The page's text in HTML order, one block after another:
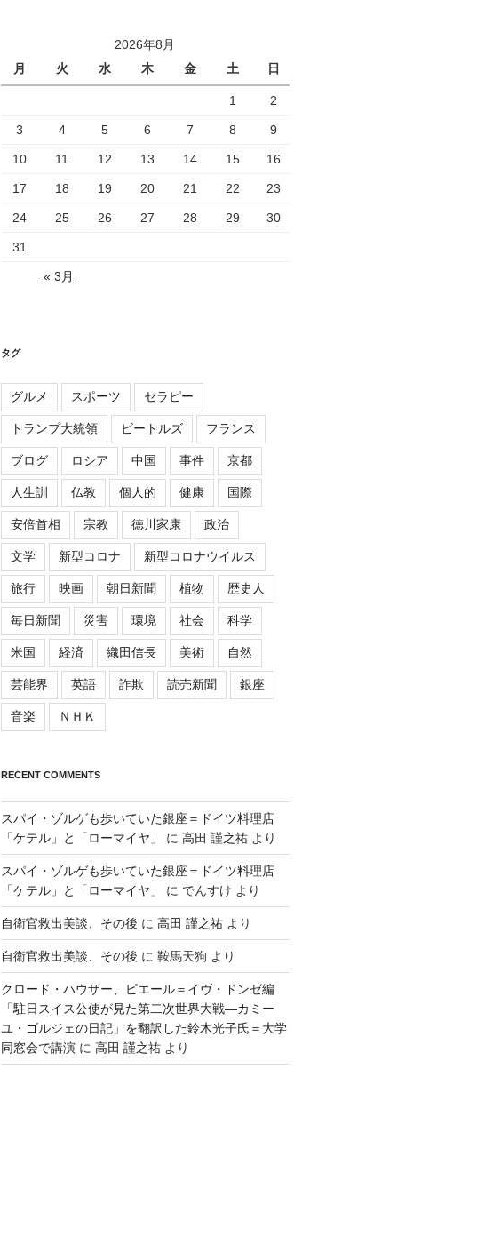
2026年8月
月
火 水 木 金 土 日
1 2
3 4 5 6 7 8 9
10 11 12 13 14 15 16
17 18 19 20 21 22 23
24 25 26 27 28 29 30
31
« 3月
タグ
グルメ スポーツ セラピー
トランプ大統領 ビートルズ フランス
ブログ ロシア 中国 事件 京都
人生訓 仏教 個人的 健康 国際
安倍首相 宗教 徳川家康 政治
文学 新型コロナ 新型コロナウイルス
旅行 映画 朝日新聞 植物 歴史人
毎日新聞 災害 環境 社会 科学
米国 経済 織田信長 美術 自然
芸能界 英語 詐欺 読売新聞 銀座
音楽 ＮＨＫ
RECENT COMMENTS
スパイ・ゾルゲも歩いていた銀座＝ドイツ料理店
「ケテル」と「ローマイヤ」
に 高田 謹之祐より
スパイ・ゾルゲも歩いていた銀座＝ドイツ料理店
「ケテル」と「ローマイヤ」
に でんすけ より
自衛官救出美談、その後 に 高田 謹之祐より
自衛官救出美談、その後 に 鞍馬天狗 より
クロード・ハウザー、ピエール＝イヴ・ドンゼ編
「駐日スイス公使が見た第二次世界大戦―カミー
ユ・ゴルジェの日記」を翻訳した鈴木光子氏＝大学
同窓会で講演に 高田 謹之祐より